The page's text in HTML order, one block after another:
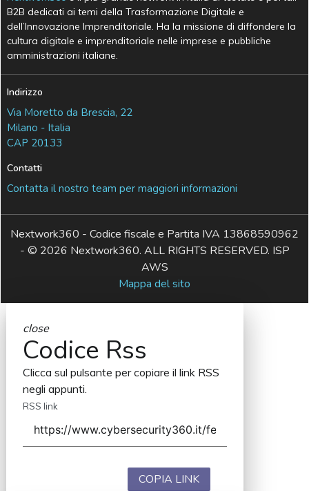
B2B dedicati ai temi della Trasformazione Digitale e
dell’Innovazione Imprenditoriale. Ha la missione di diffondere la
cultura digitale e imprenditoriale nelle imprese e pubbliche
amministrazioni italiane.
Indirizzo
Via Moretto da Brescia, 22
Milano - Italia
CAP 20133
Contatti
Contatta il nostro team per maggiori informazioni
Nextwork360 - Codice fiscale e Partita IVA 13868590962
- © 2026 Nextwork360. ALL RIGHTS RESERVED. ISP
AWS
Mappa del sito
close
Codice Rss
Clicca sul pulsante per copiare il link RSS
negli appunti.
RSS link
COPIA LINK